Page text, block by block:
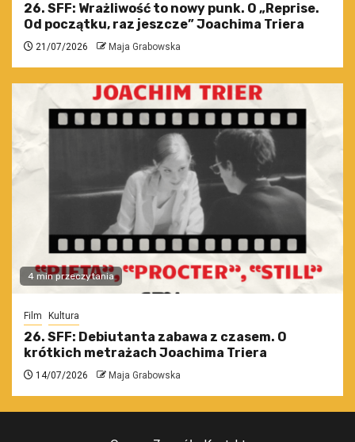
26. SFF: Wrażliwość to nowy punk. O „Reprise.
Od początku, raz jeszcze” Joachima Triera
21/07/2026 Maja Grabowska
4 min przeczytania
Film Kultura
26. SFF: Debiutanta zabawa z czasem. O
krótkich metrażach Joachima Triera
14/07/2026 Maja Grabowska